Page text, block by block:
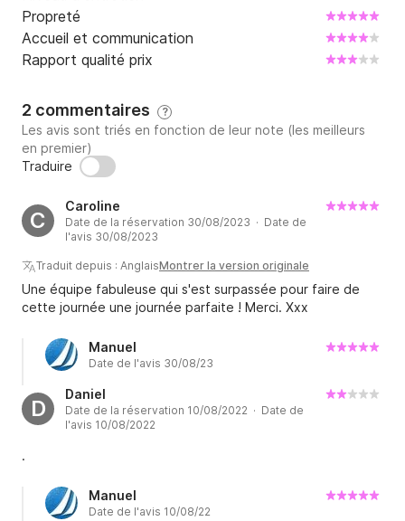
planifier votre croisière au départ de Puerto Banús.
Propreté
Accueil et communication
Rapport qualité prix
2 commentaires ?
Les avis sont triés en fonction de leur note (les meilleurs
en premier)
Traduire
C
Caroline
Date de la réservation 30/08/2023 · Date de
l'avis 30/08/2023
Traduit depuis : AnglaisMontrer la version originale
Une équipe fabuleuse qui s'est surpassée pour faire de
cette journée une journée parfaite ! Merci. Xxx
Manuel
Date de l'avis 30/08/23
D
Daniel
Date de la réservation 10/08/2022 · Date de
l'avis 10/08/2022
.
Manuel
Date de l'avis 10/08/22